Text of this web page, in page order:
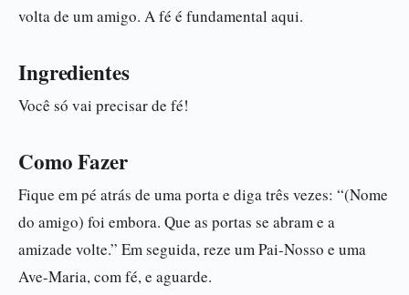
volta de um amigo. A fé é fundamental aqui.
Ingredientes
Você só vai precisar de fé!
Como Fazer
Fique em pé atrás de uma porta e diga três vezes: “(Nome
do amigo) foi embora. Que as portas se abram e a
amizade volte.” Em seguida, reze um Pai-Nosso e uma
Ave-Maria, com fé, e aguarde.